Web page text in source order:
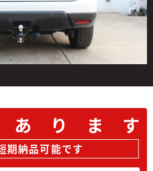
あ り ま す
期納品可能です